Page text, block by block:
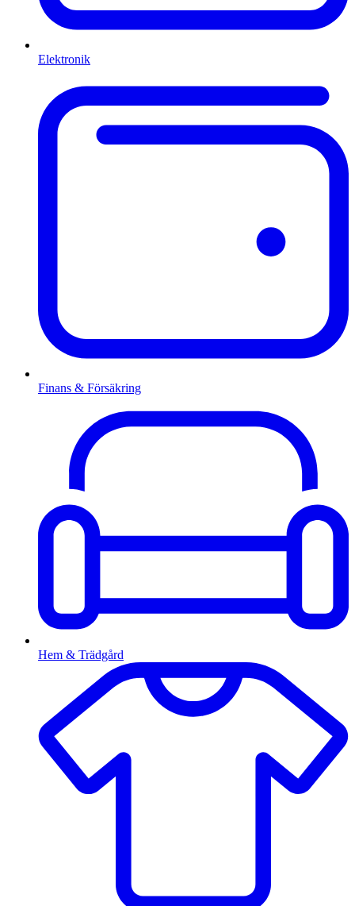
Elektronik
Finans & Försäkring
Hem & Trädgård